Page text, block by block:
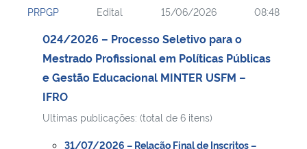
Ministério da Cidadania
Ministério de Minas e Energia
Ministério da Ciência, Tecnologia, Inovações e Comunicações
PRPGP Edital 15/06/2026 08:48
024/2026 – Processo Seletivo para o
Mestrado Profissional em Políticas Públicas
e Gestão Educacional MINTER USFM –
IFRO
Ultimas publicações: (total de 6 itens)
31/07/2026 – Relação Final de Inscritos –